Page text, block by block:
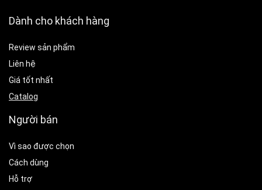
Dành cho khách hàng
Review sản phẩm
Liên hệ
Giá tốt nhất
Catalog
Người bán
Vì sao được chọn
Cách dùng
Hỗ trợ